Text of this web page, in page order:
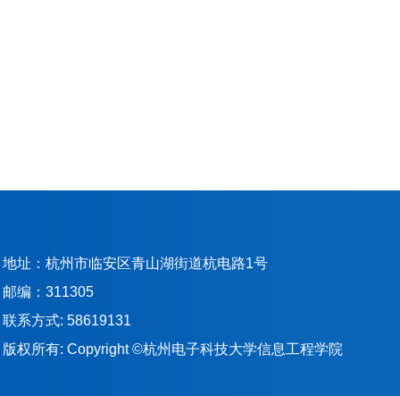
地址：杭州市临安区青山湖街道杭电路1号
邮编：311305
联系方式: 58619131
版权所有: Copyright ©杭州电子科技大学信息工程学院